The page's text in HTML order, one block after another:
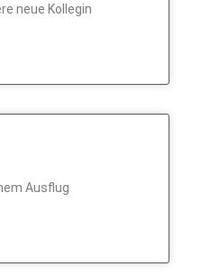
neue Kollegin
Ausflug